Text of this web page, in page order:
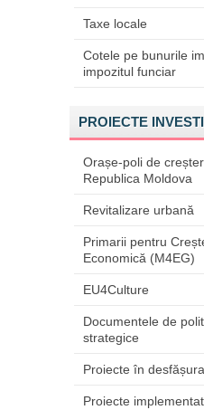
Taxe locale
Cotele pe bunurile
impozitul funciar
PROIECTE
Orașe-poli de
Republica Moldova
Revitalizare urbană
Primarii pentru
Economică (M4EG)
EU4Culture
Documentele de
strategice
Proiecte în
Proiecte